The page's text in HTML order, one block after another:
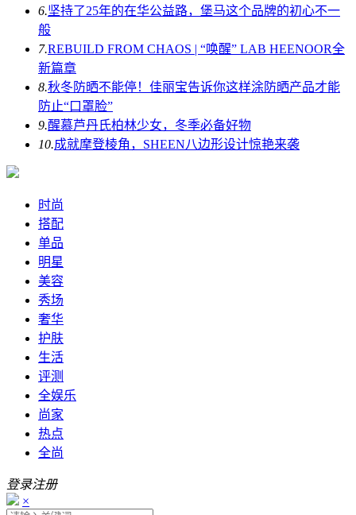
6.坚持了25年的在华公益路，堡马这个品牌的初心不一
般
7.REBUILD FROM CHAOS | “唤醒” LAB HEENOOR全
新篇章
8.秋冬防晒不能停！佳丽宝告诉你这样涂防晒产品才能
防止“口罩脸”
9.醒慕芦丹氏柏林少女，冬季必备好物
10.成就摩登棱角，SHEEN八边形设计惊艳来袭
时尚
搭配
单品
明星
美容
秀场
奢华
护肤
生活
评测
全娱乐
尚家
热点
全尚
登录注册
×